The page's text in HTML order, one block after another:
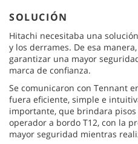
SOLUCIÓN
Hitachi necesitaba una
y los derrames. De esa
garantizar una mayor
marca de confianza.
Se comunicaron con Tennant
fuera eficiente, simple e
importante, que brindara
operador a bordo T12, con la
mayor seguridad mientras